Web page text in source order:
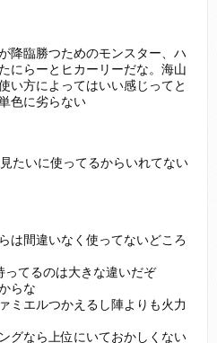
降臨勝つためのモンスター、ハ
にらーとヒカーリーだな。海山
い方によってはいい感じってと
色に劣らない
たいに使ってるからいれてない
は間違いなく使ってないどころ
てるのは大きな違いだぞ
らな
ミエルつかえるし陣よりも火力
グなら上位にいておかしくない